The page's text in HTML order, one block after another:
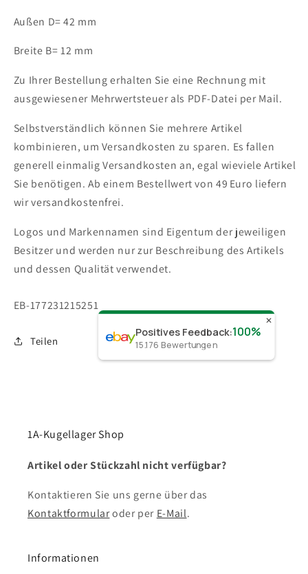
Außen D= 42 mm
Breite B= 12 mm
Zu Ihrer Bestellung erhalten Sie eine Rechnung mit
ausgewiesener Mehrwertsteuer als PDF-Datei per Mail.
Selbstverständlich können Sie mehrere Artikel
kombinieren, um Versandkosten zu sparen. Es fallen
generell einmalig Versandkosten an, egal wieviele Artikel
Sie benötigen.Ab einem Bestellwert von 49 Euro liefern
wir versandkostenfrei.
Logos und Markennamen sind Eigentum der jeweiligen
Besitzer und werden nur zur Beschreibung des Artikels
und dessen Qualität verwendet.
SKU:
EB-177231215251
Teilen
✕
Positives Feedback:100%
15.176 Bewertungen
1A-Kugellager Shop
Artikel oder Stückzahl nicht verfügbar?
Kontaktieren Sie uns gerne über das
Kontaktformularoder per E-Mail.
Informationen